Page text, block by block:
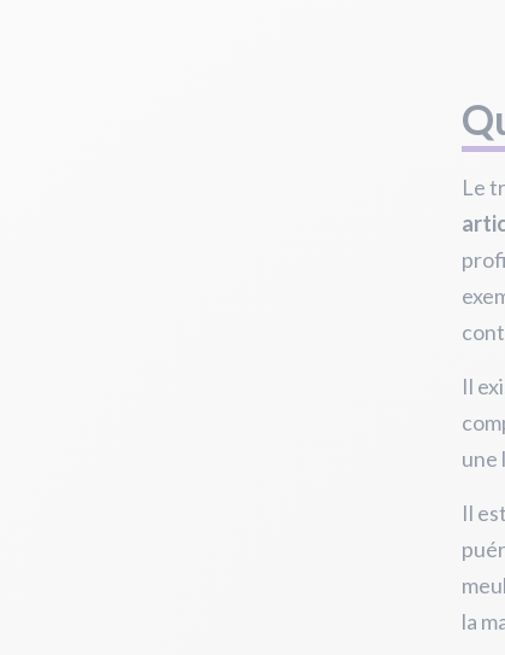
Le
Il
une
Il
la